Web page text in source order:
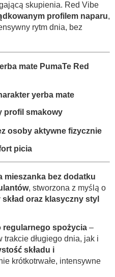
skupienia. Red Vibe
profilem naparu,
rytm dnia, bez
mate PumaTe Red
yerba mate
profil smakowy
osoby aktywne fizycznie
picia
mieszanka bez dodatku
, stworzona z myślą o
oraz klasyczny styl
regularnego spożycia –
długiego dnia, jak i
składu i
krótkotrwałe, intensywne